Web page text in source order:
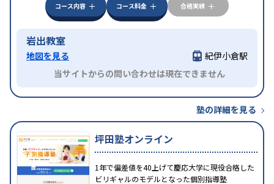
コース内容
コース料金 合格実績
岩出教室
地図を見る
紀伊小倉駅
当サイトからの問い合わせは現在できません
塾の詳細を見る
坪田塾オンライン
1年で偏差値を40上げて慶応大学に現役合格した
ビリギャルのモデルとなった個別指導塾